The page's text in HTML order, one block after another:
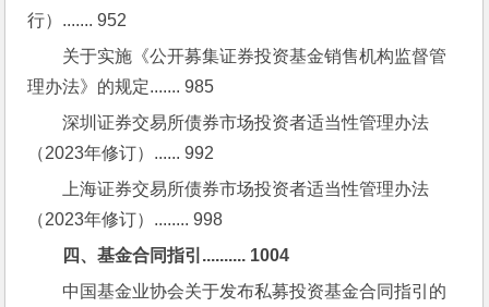
行）....... 952
关于实施《公开募集证券投资基金销售机构监督管
理办法》的规定....... 985
深圳证券交易所债券市场投资者适当性管理办法
（2023年修订）...... 992
上海证券交易所债券市场投资者适当性管理办法
（2023年修订）........ 998
四、基金合同指引.......... 1004
中国基金业协会关于发布私募投资基金合同指引的